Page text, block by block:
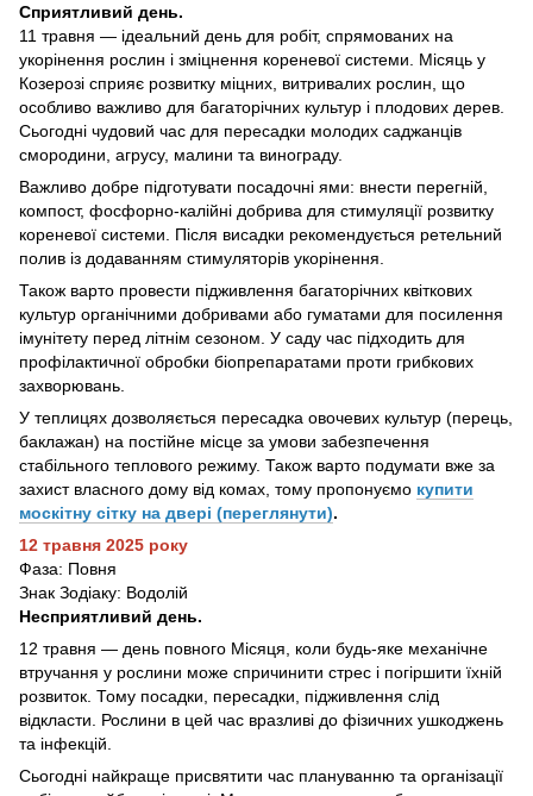
Сприятливий день.
11 травня — ідеальний день для робіт, спрямованих на
укорінення рослин і зміцнення кореневої системи. Місяць у
Козерозі сприяє розвитку міцних, витривалих рослин, що
особливо важливо для багаторічних культур і плодових дерев.
Сьогодні чудовий час для пересадки молодих саджанців
смородини, агрусу, малини та винограду.
Важливо добре підготувати посадочні ями: внести перегній,
компост, фосфорно-калійні добрива для стимуляції розвитку
кореневої системи. Після висадки рекомендується ретельний
полив із додаванням стимуляторів укорінення.
Також варто провести підживлення багаторічних квіткових
культур органічними добривами або гуматами для посилення
імунітету перед літнім сезоном. У саду час підходить для
профілактичної обробки біопрепаратами проти грибкових
захворювань.
У теплицях дозволяється пересадка овочевих культур (перець,
баклажан) на постійне місце за умови забезпечення
стабільного теплового режиму. Також варто подумати вже за
захист власного дому від комах, тому пропонуємо купити
москітну сітку на двері (переглянути).
12 травня 2025 року
Фаза: Повня
Знак Зодіаку: Водолій
Несприятливий день.
12 травня — день повного Місяця, коли будь-яке механічне
втручання у рослини може спричинити стрес і погіршити їхній
розвиток. Тому посадки, пересадки, підживлення слід
відкласти. Рослини в цей час вразливі до фізичних ушкоджень
та інфекцій.
Сьогодні найкраще присвятити час плануванню та організації